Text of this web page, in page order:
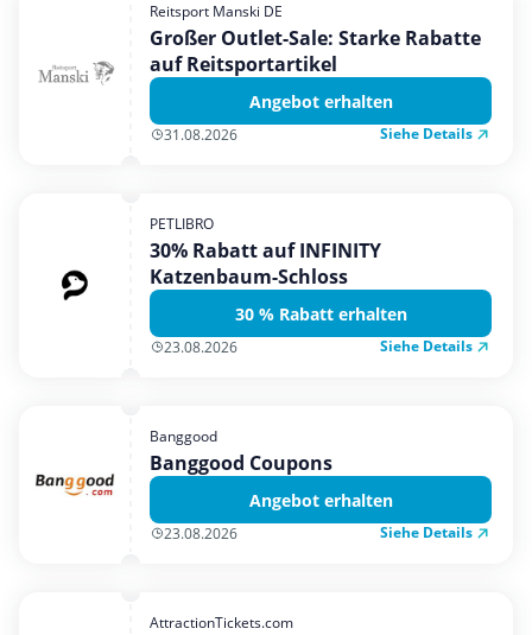
Urlaub & Reise
Reitsport Manski DE
Großer Outlet-Sale: Starke Rabatte
auf Reitsportartikel
Angebot erhalten
31.08.2026 Siehe Details
PETLIBRO
30% Rabatt auf INFINITY
Katzenbaum-Schloss
30 % Rabatt erhalten
23.08.2026 Siehe Details
Banggood
Banggood Coupons
Angebot erhalten
23.08.2026 Siehe Details
AttractionTickets.com